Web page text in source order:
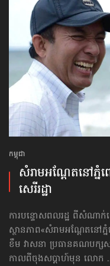
កម្ពុជា
សំរាមអណ្ដែតនៅភ្
សេរីរដ្ឋា
ការបន្ទោសពលរដ្ឋ ពីសំណា
ស្ថានភាព«សំរាមអណ្ដែតន
ខឹម វាសនា ប្រធានគណបក្សសម្
កាលពីចុងសប្ដាហ៍មុន លោក